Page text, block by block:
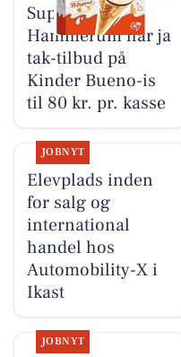
SuperBrugsen
Hammerum har ja
tak-tilbud på
Kinder Bueno-is
til 80 kr. pr. kasse
JOBNYT
Elevplads inden
for salg og
international
handel hos
Automobility-X i
Ikast
JOBNYT